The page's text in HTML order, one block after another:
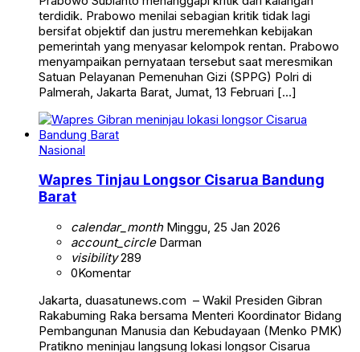
terdidik. Prabowo menilai sebagian kritik tidak lagi
bersifat objektif dan justru meremehkan kebijakan
pemerintah yang menyasar kelompok rentan. Prabowo
menyampaikan pernyataan tersebut saat meresmikan
Satuan Pelayanan Pemenuhan Gizi (SPPG) Polri di
Palmerah, Jakarta Barat, Jumat, 13 Februari […]
Nasional
Wapres Tinjau Longsor Cisarua Bandung
Barat
calendar_monthMinggu, 25 Jan 2026
account_circleDarman
visibility289
0Komentar
Jakarta, duasatunews.com – Wakil Presiden Gibran
Rakabuming Raka bersama Menteri Koordinator Bidang
Pembangunan Manusia dan Kebudayaan (Menko PMK)
Pratikno meninjau langsung lokasi longsor Cisarua